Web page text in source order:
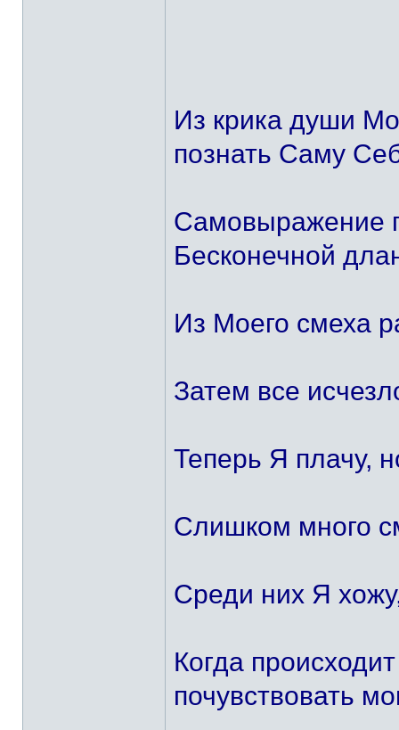
Из крика души
познать Саму
Самовыражение
Бесконечной
Из Моего смеха
Затем все
Теперь Я плачу,
Слишком много
Среди них Я
Когда
почувствовать